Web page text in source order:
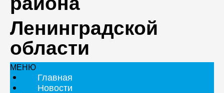
Ленинградской
области
МЕНЮ
Главная
Новости